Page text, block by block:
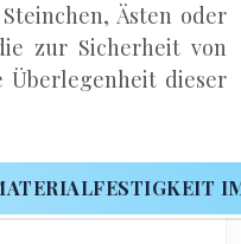
Ästen oder
zur Sicherheit von
dieser